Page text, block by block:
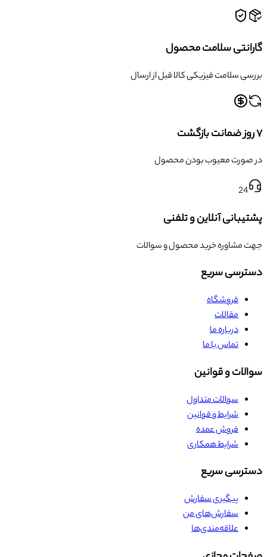
گارانتی سلامت محصول
بررسی سلامت فیزیکی کالا قبل از ارسال
۷ روز ضمانت بازگشت
در صورت معیوب بودن محصول
24
پشتیبانی آنلاین و تلفنی
جهت مشاوره خرید محصول و سوالات
دسترسی سریع
فروشگاه
مقالات
درباره ما
تماس با ما
سوالات و قوانین
سوالات متداول
شرایط و قوانین
فروش عمده
شرایط همکاری
دسترسی سریع
پیگیری سفارش
سفارش‌های من
علاقه‌مندی‌ها